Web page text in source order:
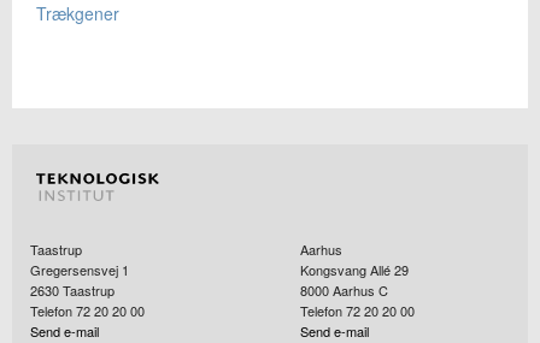
Trækgener
Taastrup
Gregersensvej 1
2630Taastrup
Telefon 72 20 20 00
Send e-mail
Aarhus
Kongsvang Allé 29
8000Aarhus C
Telefon 72 20 20 00
Send e-mail